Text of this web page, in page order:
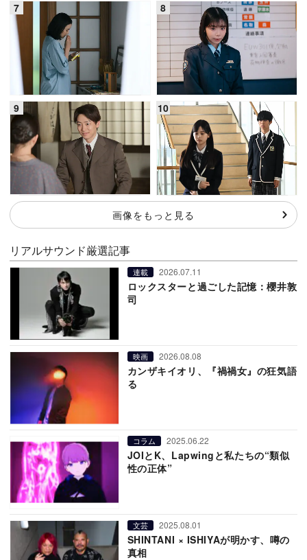
画像をもっと見る
リアルサウンド厳選記事
連載 2026.07.11
ロックスターと過ごした記憶：櫻井敦
司
映画 2026.08.08
カンザキイオリ、『禍禍女』の狂気語
る
コラム 2025.06.22
JOIとK、Lapwingと私たちの“類似
性の正体”
文芸 2025.08.01
SHINTANI × ISHIYAが明かす、噂の
真相